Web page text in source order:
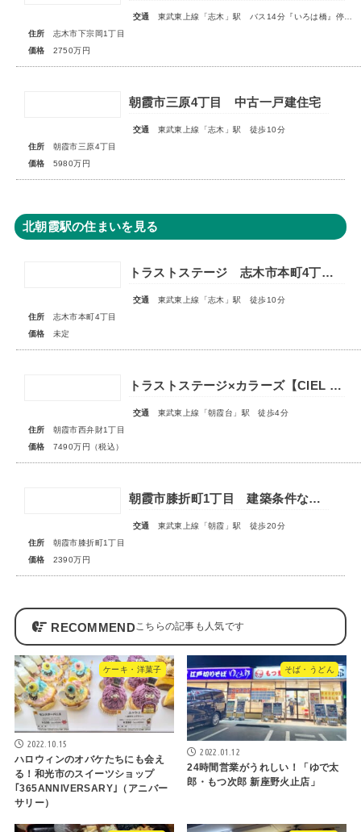
交通
東武東上線「志木」駅 バス14分『いろは橋』停歩13分
住所
志木市下宗岡1丁目
価格
2750万円
朝霞市三原4丁目 中古一戸建住宅
交通
東武東上線「志木」駅 徒歩10分
住所
朝霞市三原4丁目
価格
5980万円
北朝霞駅の住まいを見る
トラストステージ 志木市本町4丁目17期 全7区画■第一期分譲 販売予告■
交通
東武東上線「志木」駅 徒歩10分
住所
志木市本町4丁目
価格
未定
トラストステージ×カラーズ【CIEL VILLA】朝霞市西弁財1丁目2期 ★限定1棟 販売開始★
交通
東武東上線「朝霞台」駅 徒歩4分
住所
朝霞市西弁財1丁目
価格
7490万円（税込）
朝霞市膝折町1丁目 建築条件なし売地 全1区画
交通
東武東上線「朝霞」駅 徒歩20分
住所
朝霞市膝折町1丁目
価格
2390万円
RECOMMEND
ケーキ・洋菓子
2022.10.15
ハロウィンのオバケたちにも会え
る！和光市のスイーツショップ
｢365ANNIVERSARY｣（アニバー
サリー）
そば・うどん
2022.01.12
24時間営業がうれしい！「ゆで太
郎・もつ次郎 新座野火止店」